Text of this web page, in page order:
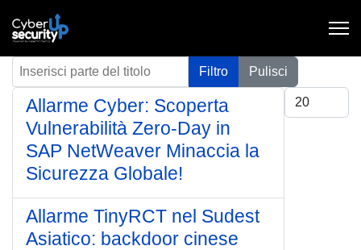
Inserisci parte del titolo Filtro
Pulisci
Visualizza #
Allarme Cyber: Scoperta
Vulnerabilità Zero-Day in
SAP NetWeaver Minaccia la
Sicurezza Globale!
Allarme TinyRCT nel Sudest
Asiatico: backdoor cinese